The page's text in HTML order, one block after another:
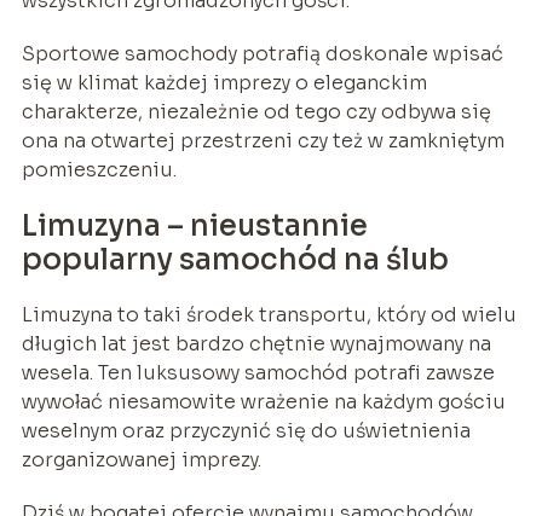
Sportowe samochody potrafią doskonale wpisać
się w klimat każdej imprezy o eleganckim
charakterze, niezależnie od tego czy odbywa się
ona na otwartej przestrzeni czy też w zamkniętym
pomieszczeniu.
Limuzyna – nieustannie
popularny samochód na ślub
Limuzyna to taki środek transportu, który od wielu
długich lat jest bardzo chętnie wynajmowany na
wesela. Ten luksusowy samochód potrafi zawsze
wywołać niesamowite wrażenie na każdym gościu
weselnym oraz przyczynić się do uświetnienia
zorganizowanej imprezy.